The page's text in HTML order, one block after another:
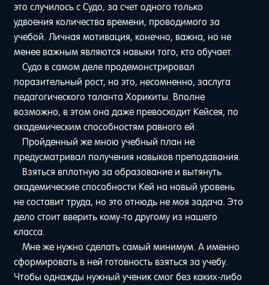
это случилось с Судо, за счет одного только
удвоения количества времени, проводимого за
учебой. Личная мотивация, конечно, важна, но не
менее важным являются навыки того, кто обучает.
Судо в самом деле продемонстрировал
поразительный рост, но это, несомненно, заслуга
педагогического таланта Хорикиты. Вполне
возможно, в этом она даже превосходит Кейсея, по
академическим способностям равного ей.
Пройденный же мною учебный план не
предусматривал получения навыков преподавания.
Взяться вплотную за образование и вытянуть
академические способности Кей на новый уровень
не составит труда, но это отнюдь не моя задача. Это
дело стоит вверить кому-то другому из нашего
класса.
Мне же нужно сделать самый минимум. А именно
сформировать в ней готовность взяться за учебу.
Чтобы однажды нужный ученик смог без каких-либо